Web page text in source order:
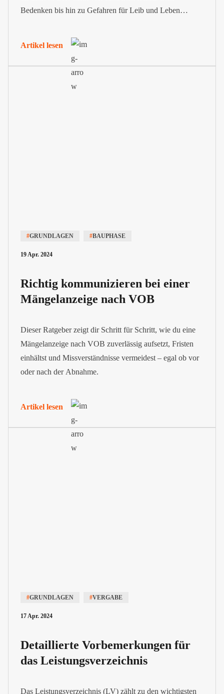
Bedenken bis hin zu Gefahren für Leib und Leben
kannst du in Form einer Bedenkenanzeige nach VOB im
Artikel lesen
#GRUNDLAGEN #BAUPHASE
19 Apr. 2024
Richtig kommunizieren bei einer
Mängelanzeige nach VOB
Dieser Ratgeber zeigt dir Schritt für Schritt, wie du eine
Mängelanzeige nach VOB zuverlässig aufsetzt, Fristen
einhältst und Missverständnisse vermeidest – egal ob vor
oder nach der Abnahme.
Artikel lesen
#GRUNDLAGEN #VERGABE
17 Apr. 2024
Detaillierte Vorbemerkungen für
das Leistungsverzeichnis
Das Leistungsverzeichnis (LV) zählt zu den wichtigsten